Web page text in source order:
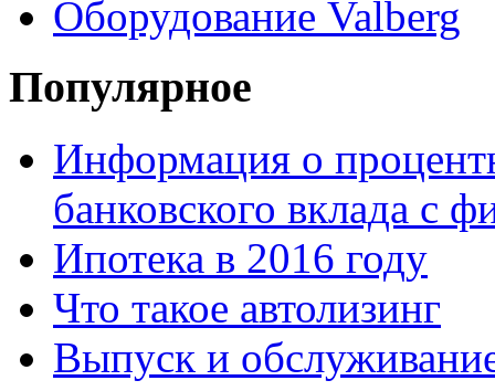
Оборудование Valberg
Популярное
Информация о
банковского вклада с
Ипотека в 2016 году
Что такое автолизинг
Выпуск и